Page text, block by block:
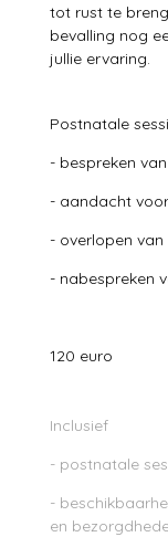
tot rust te
bevalling nog
jullie ervaring.
Postnatale
- bespreken
- aandacht
- overlopen
- nabespreken
120 euro
Inclusief
- postnatale
-
en